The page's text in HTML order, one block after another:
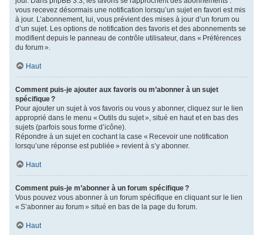
vous recevez désormais une notification lorsqu’un sujet en favori est mis
à jour. L’abonnement, lui, vous prévient des mises à jour d’un forum ou
d’un sujet. Les options de notification des favoris et des abonnements se
modifient depuis le panneau de contrôle utilisateur, dans « Préférences
du forum ».
Haut
Comment puis-je ajouter aux favoris ou m’abonner à un sujet
spécifique ?
Pour ajouter un sujet à vos favoris ou vous y abonner, cliquez sur le lien
approprié dans le menu « Outils du sujet », situé en haut et en bas des
sujets (parfois sous forme d’icône).
Répondre à un sujet en cochant la case « Recevoir une notification
lorsqu’une réponse est publiée » revient à s’y abonner.
Haut
Comment puis-je m’abonner à un forum spécifique ?
Vous pouvez vous abonner à un forum spécifique en cliquant sur le lien
« S’abonner au forum » situé en bas de la page du forum.
Haut